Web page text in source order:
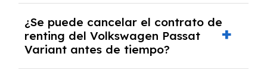
tendrás que pagar ningún tipo de entrada
salvo en casos que lo exija el proveedor
debido al resultado del estudio de viabilidad
¿Se puede cancelar el contrato de
renting del Volkswagen Passat
Variant antes de tiempo?